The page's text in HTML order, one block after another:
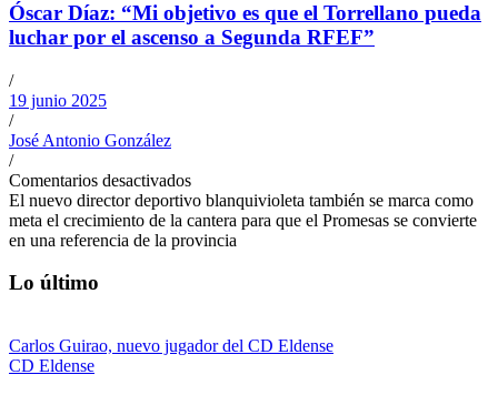
Óscar Díaz: “Mi objetivo es que el Torrellano pueda
luchar por el ascenso a Segunda RFEF”
/
19 junio 2025
/
José Antonio González
/
Comentarios desactivados
El nuevo director deportivo blanquivioleta también se marca como
meta el crecimiento de la cantera para que el Promesas se convierte
en una referencia de la provincia
Lo último
Carlos Guirao, nuevo jugador del CD Eldense
CD Eldense